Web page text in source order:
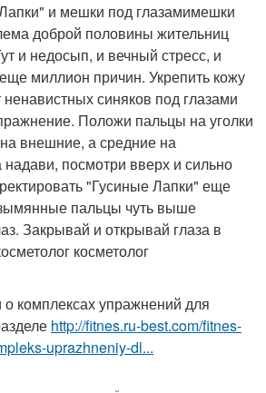
и мешки под глазамимешки
доброй половины жительниц
и недосып, и вечный стресс, и
миллион причин. Укрепить кожу
ненавистных синяков под глазами
Положи пальцы на уголки
на внешние, а средние на
надави, посмотри вверх и сильно
"Гусиные Лапки" еще
пальцы чуть выше
Закрывай и открывай глаза в
косметолог
о комплексах упражнений для
http://fitnes.ru-best.com/fitnes-
uprazhneniy-dl...